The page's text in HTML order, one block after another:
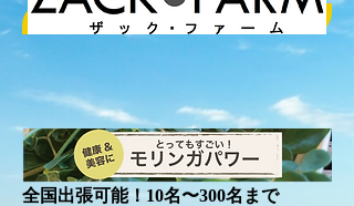
新発売!!
全国出張可能！10名〜300名まで